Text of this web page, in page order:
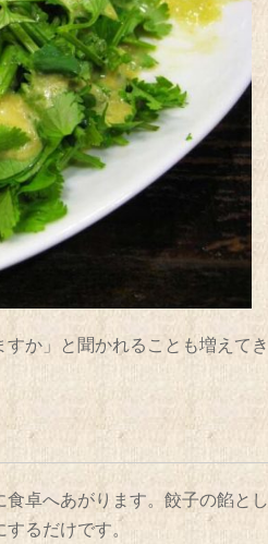
か」と聞かれることも増えてき
卓へあがります。餃子の餡とし
るだけです。